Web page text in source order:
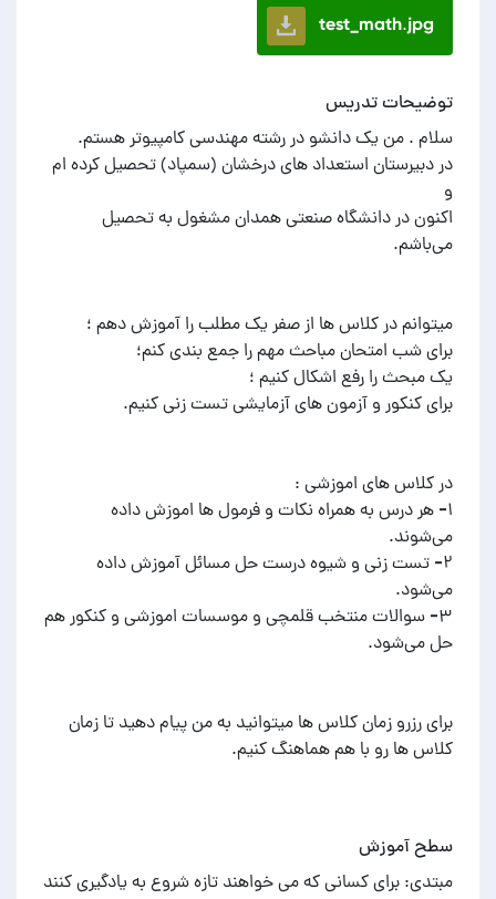
test_math.jpg
توضیحات تدریس
در دبیرستان استعداد های درخشان (سمپاد) تحصیل کرده ام
اکنون در دانشگاه صنعتی همدان مشغول به تحصیل
۱- هر درس به همراه نکات و فرمول ها اموزش داده
۲- تست زنی و شیوه درست حل مسائل آموزش داده
۳- سوالات منتخب قلمچی و موسسات اموزشی و کنکور هم
برای رزرو زمان کلاس ها میتوانید به من پیام دهید تا زمان
کلاس ها رو با هم هماهنگ کنیم.
سطح آموزش
مبتدی: برای کسانی که می خواهند تازه شروع به یادگیری کنند